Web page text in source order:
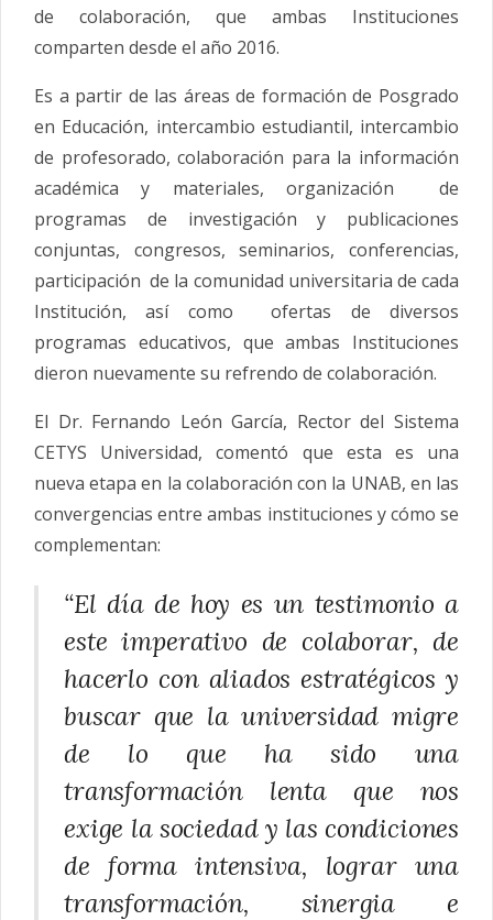
de colaboración, que ambas Instituciones
comparten desde el año 2016.
Es a partir de las áreas de formación de Posgrado
en Educación, intercambio estudiantil, intercambio
de profesorado, colaboración para la información
académica y materiales, organización de
programas de investigación y publicaciones
conjuntas, congresos, seminarios, conferencias,
participación de la comunidad universitaria de cada
Institución, así como ofertas de diversos
programas educativos, que ambas Instituciones
dieron nuevamente su refrendo de colaboración.
El Dr. Fernando León García, Rector del Sistema
CETYS Universidad, comentó que esta es una
nueva etapa en la colaboración con la UNAB, en las
convergencias entre ambas instituciones y cómo se
complementan:
“El día de hoy es un testimonio a
este imperativo de colaborar, de
hacerlo con aliados estratégicos y
buscar que la universidad migre
de lo que ha sido una
transformación lenta que nos
exige la sociedad y las condiciones
de forma intensiva, lograr una
transformación, sinergia e